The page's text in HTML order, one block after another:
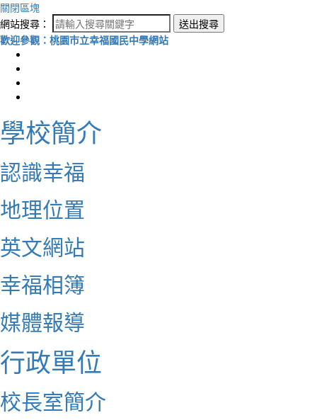
關閉區塊
網站搜尋：
送出搜尋
歡迎參觀：桃園市立幸福國民中學網站
學校簡介
認識幸福
地理位置
英文網站
幸福相簿
媒體報導
行政單位
校長室簡介